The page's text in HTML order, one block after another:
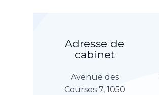
Adresse de
cabinet
Avenue des
Courses 7, 1050